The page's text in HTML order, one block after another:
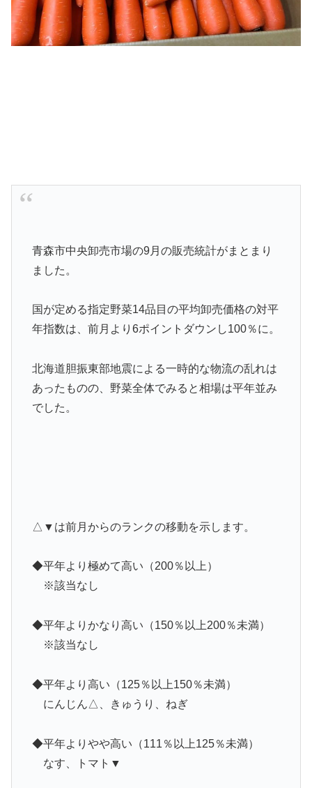
青森市中央卸売市場の9月の販売統計がまとまり
ました。
国が定める指定野菜14品目の平均卸売価格の対平
年指数は、前月より6ポイントダウンし100％に。
北海道胆振東部地震による一時的な物流の乱れは
あったものの、野菜全体でみると相場は平年並み
でした。
△▼は前月からのランクの移動を示します。
◆平年より極めて高い（200％以上）
※該当なし
◆平年よりかなり高い（150％以上200％未満）
※該当なし
◆平年より高い（125％以上150％未満）
にんじん△、きゅうり、ねぎ
◆平年よりやや高い（111％以上125％未満）
なす、トマト▼